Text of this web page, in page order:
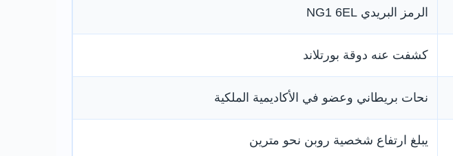
الرمز البريدي NG1 6EL
كشفت عنه دوقة بورتلاند
نحات بريطاني وعضو في الأكاديمية الملكية
يبلغ ارتفاع شخصية روبن نحو مترين